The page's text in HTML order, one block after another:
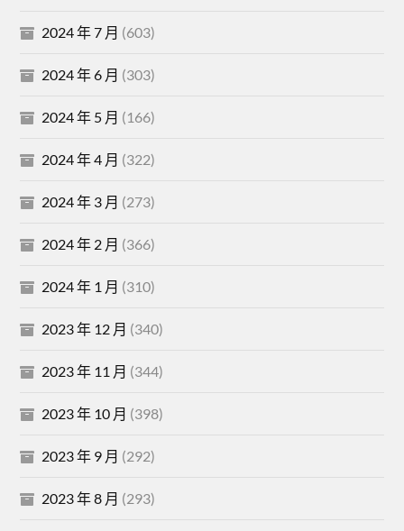
2024 年 7 月 (603)
2024 年 6 月 (303)
2024 年 5 月 (166)
2024 年 4 月 (322)
2024 年 3 月 (273)
2024 年 2 月 (366)
2024 年 1 月 (310)
2023 年 12 月 (340)
2023 年 11 月 (344)
2023 年 10 月 (398)
2023 年 9 月 (292)
2023 年 8 月 (293)